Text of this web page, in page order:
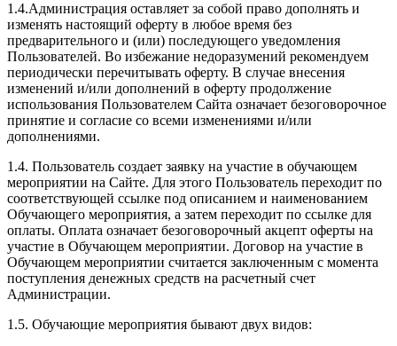
1.4.Администрация оставляет за собой право дополнять и
изменять настоящий оферту в любое время без
предварительного и (или) последующего уведомления
Пользователей. Во избежание недоразумений рекомендуем
периодически перечитывать оферту. В случае внесения
изменений и/или дополнений в оферту продолжение
использования Пользователем Сайта означает безоговорочное
принятие и согласие со всеми изменениями и/или
дополнениями.
1.4. Пользователь создает заявку на участие в обучающем
мероприятии на Сайте. Для этого Пользователь переходит по
соответствующей ссылке под описанием и наименованием
Обучающего мероприятия, а затем переходит по ссылке для
оплаты. Оплата означает безоговорочный акцепт оферты на
участие в Обучающем мероприятии. Договор на участие в
Обучающем мероприятии считается заключенным с момента
поступления денежных средств на расчетный счет
Администрации.
1.5. Обучающие мероприятия бывают двух видов: